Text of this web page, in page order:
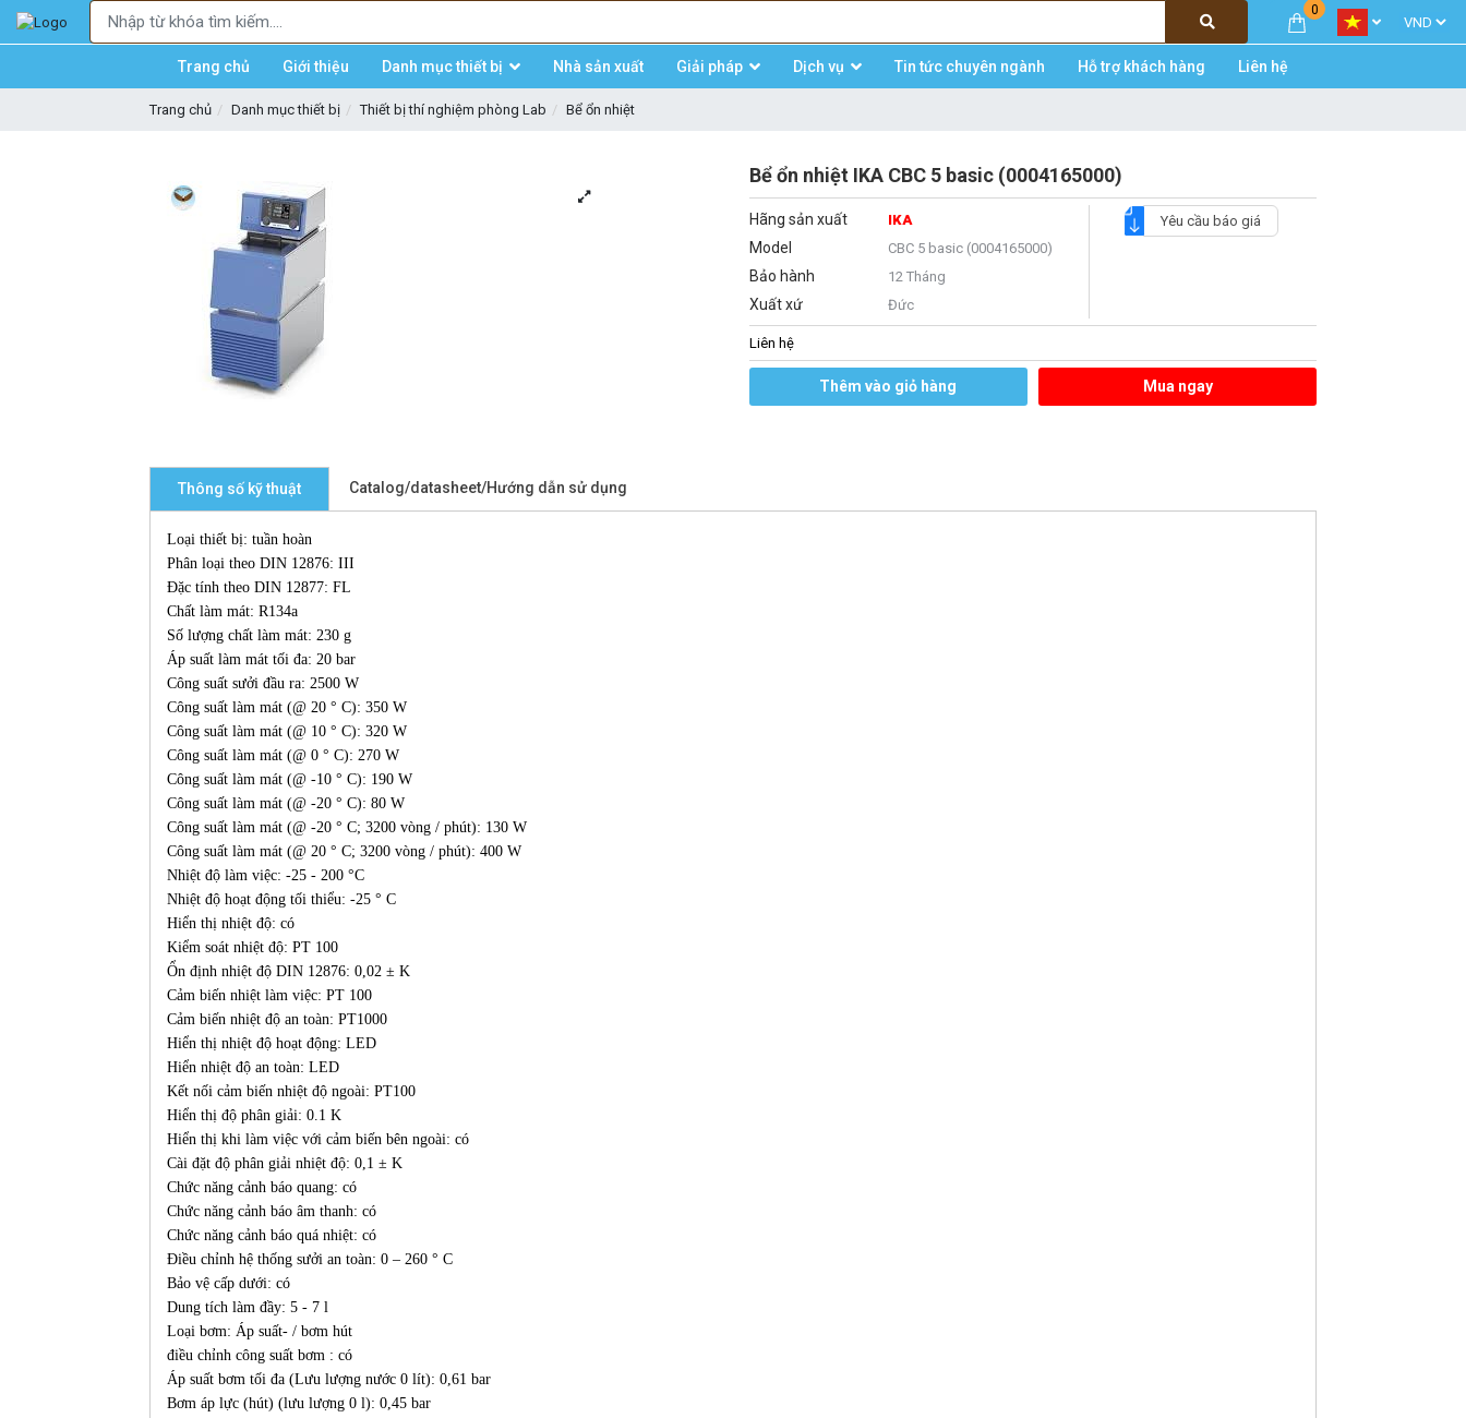
0
Trang chủ Giới thiệu Danh mục thiết bị Nhà sản xuất Giải pháp Dịch vụ Tin tức chuyên ngành Hỗ trợ khách hàng Liên hệ
Trang chủ Danh mục thiết bị Thiết bị thí nghiệm phòng Lab Bể ổn nhiệt
Bể ổn nhiệt IKA CBC 5 basic (0004165000)
Hãng sản xuất IKA
Model CBC 5 basic (0004165000)
Bảo hành 12 Tháng
Xuất xứ Đức
Yêu cầu báo giá
Liên hệ
Thêm vào giỏ hàng Mua ngay
Thông số kỹ thuật Catalog/datasheet/Hướng dẫn sử dụng
Loại thiết bị: tuần hoàn
Phân loại theo DIN 12876: III
Đặc tính theo DIN 12877: FL
Chất làm mát: R134a
Số lượng chất làm mát: 230 g
Áp suất làm mát tối đa: 20 bar
Công suất sưởi đầu ra: 2500 W
Công suất làm mát (@ 20 ° C): 350 W
Công suất làm mát (@ 10 ° C): 320 W
Công suất làm mát (@ 0 ° C): 270 W
Công suất làm mát (@ -10 ° C): 190 W
Công suất làm mát (@ -20 ° C): 80 W
Công suất làm mát (@ -20 ° C; 3200 vòng / phút): 130 W
Công suất làm mát (@ 20 ° C; 3200 vòng / phút): 400 W
Nhiệt độ làm việc: -25 - 200 °C
Nhiệt độ hoạt động tối thiểu: -25 ° C
Hiển thị nhiệt độ: có
Kiểm soát nhiệt độ: PT 100
Ổn định nhiệt độ DIN 12876: 0,02 ± K
Cảm biến nhiệt làm việc: PT 100
Cảm biến nhiệt độ an toàn: PT1000
Hiển thị nhiệt độ hoạt động: LED
Hiển nhiệt độ an toàn: LED
Kết nối cảm biến nhiệt độ ngoài: PT100
Hiển thị độ phân giải: 0.1 K
Hiển thị khi làm việc với cảm biến bên ngoài: có
Cài đặt độ phân giải nhiệt độ: 0,1 ± K
Chức năng cảnh báo quang: có
Chức năng cảnh báo âm thanh: có
Chức năng cảnh báo quá nhiệt: có
Điều chỉnh hệ thống sưởi an toàn: 0 – 260 ° C
Bảo vệ cấp dưới: có
Dung tích làm đầy: 5 - 7 l
Loại bơm: Áp suất- / bơm hút
điều chỉnh công suất bơm : có
Áp suất bơm tối đa (Lưu lượng nước 0 lít): 0,61 bar
Bơm áp lực (hút) (lưu lượng 0 l): 0,45 bar